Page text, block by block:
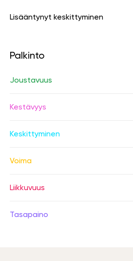
Lisääntynyt keskittyminen
Palkinto
Joustavuus
Kestävyys
Keskittyminen
Voima
Liikkuvuus
Tasapaino